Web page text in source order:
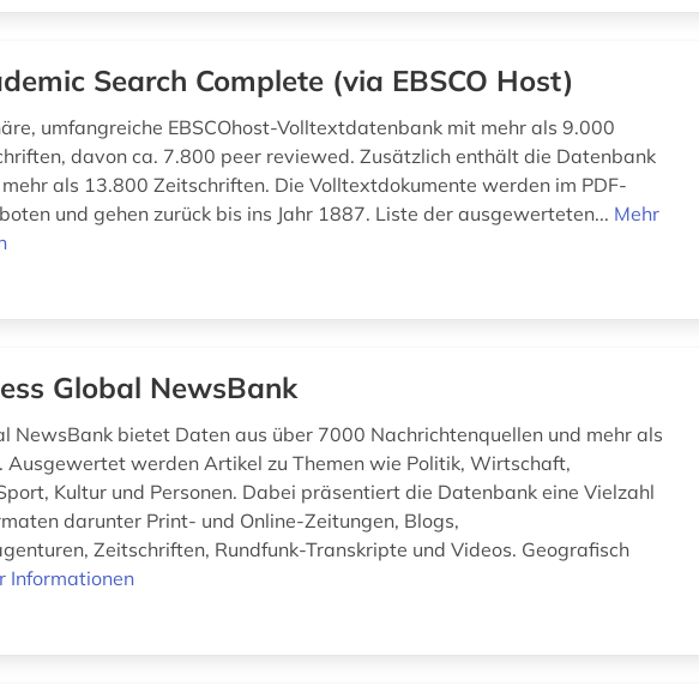
Search Complete (via EBSCO Host)
umfangreiche EBSCOhost-Volltextdatenbank mit mehr als 9.000
davon ca. 7.800 peer reviewed. Zusätzlich enthält die Datenbank
als 13.800 Zeitschriften. Die Volltextdokumente werden im PDF-
und gehen zurück bis ins Jahr 1887. Liste der ausgewerteten... Mehr
Global NewsBank
NewsBank bietet Daten aus über 7000 Nachrichtenquellen und mehr als
Ausgewertet werden Artikel zu Themen wie Politik, Wirtschaft,
Kultur und Personen. Dabei präsentiert die Datenbank eine Vielzahl
darunter Print- und Online-Zeitungen, Blogs,
Zeitschriften, Rundfunk-Transkripte und Videos. Geografisch
Informationen